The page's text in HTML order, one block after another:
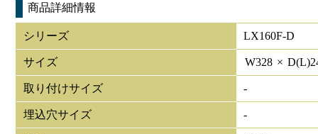
商品詳細情報
シリーズ LX160F-D
サイズ W328 × D(L)
取り付けサイズ -
埋込穴サイズ -